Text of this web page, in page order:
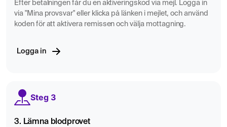
Efter betalningen får du en aktiveringskod via mejl. Logga in
via "Mina provsvar" eller klicka på länken i mejlet, och använd
koden för att aktivera remissen och välja mottagning.
Logga in
Steg 3
3. Lämna blodprovet